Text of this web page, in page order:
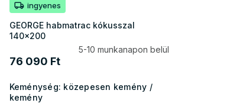
ingyenes
GEORGE habmatrac kókusszal
140x200
5-10 munkanapon belül
76 090 Ft
Keménység: közepesen kemény /
kemény